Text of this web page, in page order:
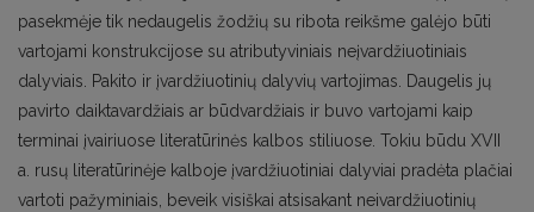
pasekmėje tik nedaugelis žodžių su ribota reikšme galėjo būti
vartojami konstrukcijose su atributyviniais neįvardžiuotiniais
dalyviais. Pakito ir įvardžiuotinių dalyvių vartojimas. Daugelis jų
pavirto daiktavardžiais ar būdvardžiais ir buvo vartojami kaip
terminai įvairiuose literatūrinės kalbos stiliuose. Tokiu būdu XVII
a. rusų literatūrinėje kalboje įvardžiuotiniai dalyviai pradėta plačiai
vartoti pažyminiais, beveik visiškai atsisakant neivardžiuotinių